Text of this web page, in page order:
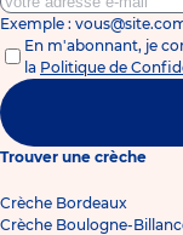
Exemple :
En m'abonnant, je
la Politique de
Trouver une crèche
Crèche Bordeaux
Crèche Boulogne-